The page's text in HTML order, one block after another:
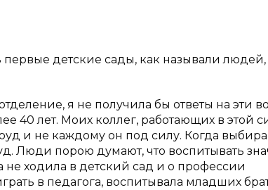
первые детские сады, как называли людей,
я не получила бы ответы на эти
40 лет. Моих коллег, работающих в этой
и не каждому он под силу. Когда
Люди порою думают, что воспитывать
не ходила в детский сад и о профессии
в педагога, воспитывала младших